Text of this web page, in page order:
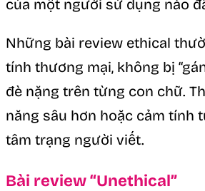
của một người sử dụng nào
Những bài review ethical
tính thương mại, không bị
đè nặng trên từng con chữ.
năng sâu hơn hoặc cảm tính
tâm trạng người viết.
Bài review “Unethical”